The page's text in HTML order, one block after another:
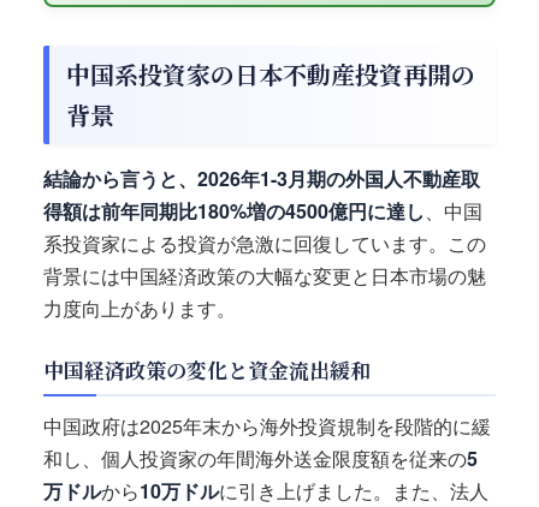
中国系投資家の日本不動産投資再開の
背景
結論から言うと、2026年1-3月期の外国人不動産取
得額は前年同期比180%増の4500億円に達し、中国
系投資家による投資が急激に回復しています。この
背景には中国経済政策の大幅な変更と日本市場の魅
力度向上があります。
中国経済政策の変化と資金流出緩和
中国政府は2025年末から海外投資規制を段階的に緩
和し、個人投資家の年間海外送金限度額を従来の5
万ドルから10万ドルに引き上げました。また、法人